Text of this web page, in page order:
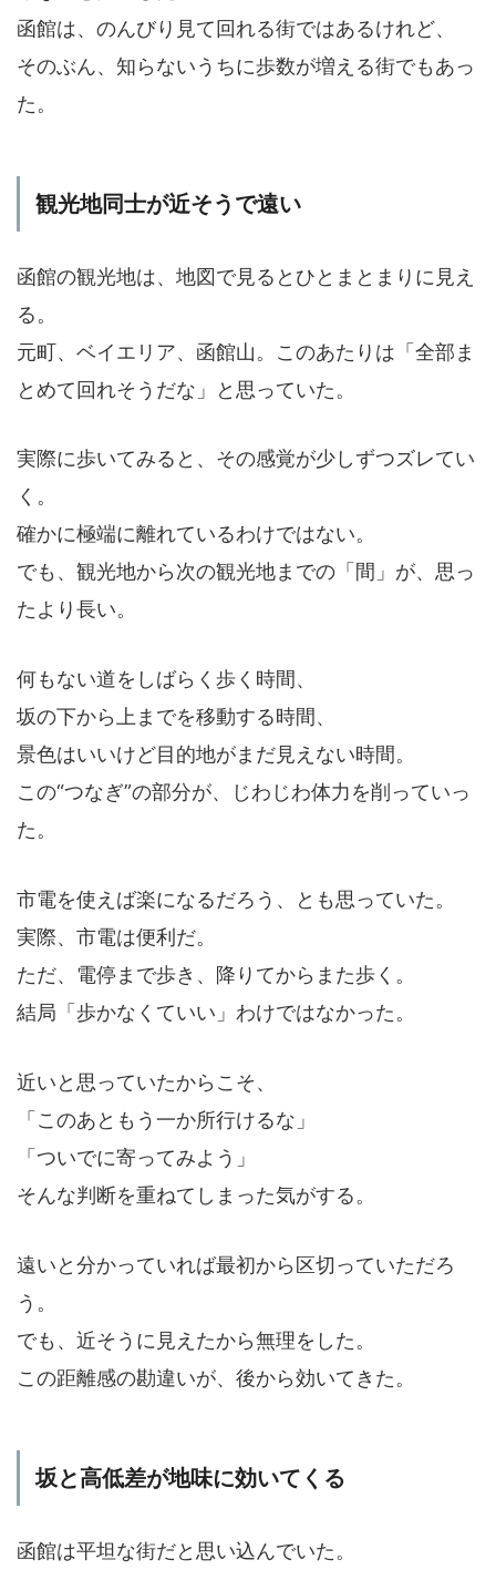
函館は、のんびり見て回れる街ではあるけれど、
そのぶん、知らないうちに歩数が増える街でもあっ
た。
観光地同士が近そうで遠い
函館の観光地は、地図で見るとひとまとまりに見え
る。
元町、ベイエリア、函館山。このあたりは「全部ま
とめて回れそうだな」と思っていた。
実際に歩いてみると、その感覚が少しずつズレてい
く。
確かに極端に離れているわけではない。
でも、観光地から次の観光地までの「間」が、思っ
たより長い。
何もない道をしばらく歩く時間、
坂の下から上までを移動する時間、
景色はいいけど目的地がまだ見えない時間。
この“つなぎ”の部分が、じわじわ体力を削っていっ
た。
市電を使えば楽になるだろう、とも思っていた。
実際、市電は便利だ。
ただ、電停まで歩き、降りてからまた歩く。
結局「歩かなくていい」わけではなかった。
近いと思っていたからこそ、
「このあともう一か所行けるな」
「ついでに寄ってみよう」
そんな判断を重ねてしまった気がする。
遠いと分かっていれば最初から区切っていただろ
う。
でも、近そうに見えたから無理をした。
この距離感の勘違いが、後から効いてきた。
坂と高低差が地味に効いてくる
函館は平坦な街だと思い込んでいた。